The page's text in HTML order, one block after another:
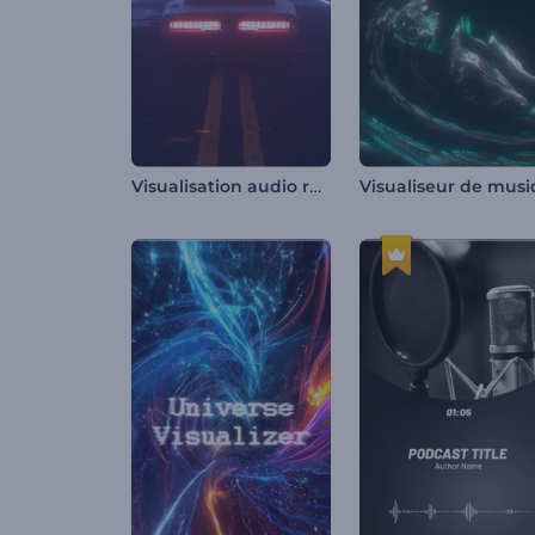
Visualisation audio rétro-futuriste